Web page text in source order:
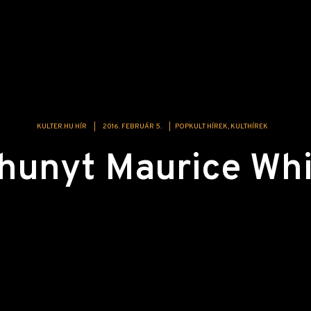
KULTER.HU HÍR 2016. FEBRUÁR 5. POPKULT HÍREK KULTHÍREK
Maurice